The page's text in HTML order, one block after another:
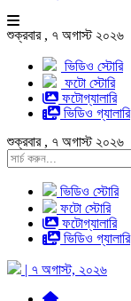
শুক্রবার , ৭ অগাস্ট ২০২৬
ভিডিও স্টোরি
ফটো স্টোরি
ফটোগ্যালারি
ভিডিও গ্যালারি
শুক্রবার , ৭ অগাস্ট ২০২৬
ভিডিও স্টোরি
ফটো স্টোরি
ফটোগ্যালারি
ভিডিও গ্যালারি
| ৭ অগাস্ট, ২০২৬